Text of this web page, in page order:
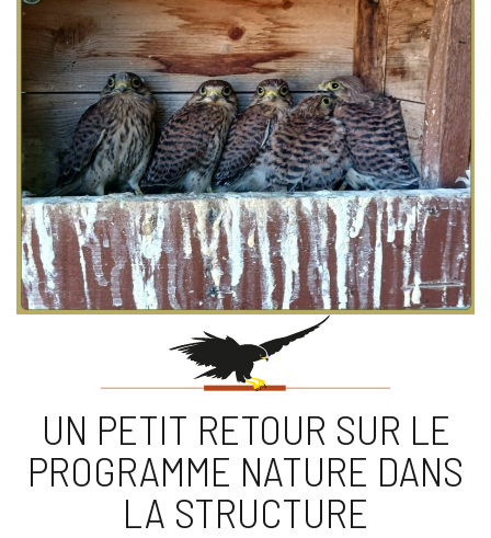
UN PETIT RETOUR SUR LE
PROGRAMME NATURE DANS
LA STRUCTURE